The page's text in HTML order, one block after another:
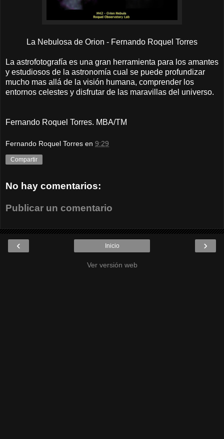
La Nebulosa de Orion - Fernando Roquel Torres
La astrofotografía es una gran herramienta para los amantes
y estudiosos de la astronomía cual se puede profundizar
mucho mas allá de la visión humana, comprender los
entornos celestes y disfrutar de las maravillas del universo.
Fernando Roquel Torres. MBA/TM
Fernando Roquel Torres en 9:29
Compartir
No hay comentarios:
Publicar un comentario
‹ ›
Inicio
Ver versión web